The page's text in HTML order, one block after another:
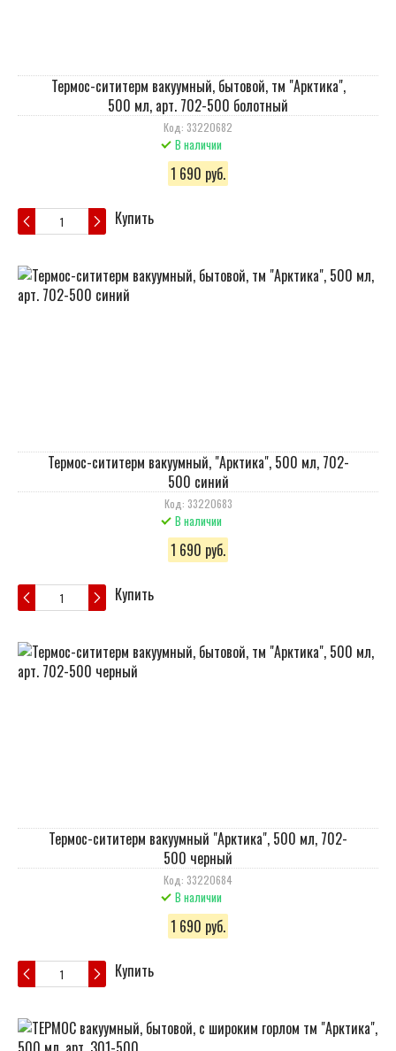
Термос-сититерм вакуумный, бытовой, тм "Арктика",
500 мл, арт. 702-500 болотный
Код: 33220682
В наличии
1 690 руб.
Купить
Термос-сититерм вакуумный, "Арктика", 500 мл, 702-
500 синий
Код: 33220683
В наличии
1 690 руб.
Купить
Термос-сититерм вакуумный "Арктика", 500 мл, 702-
500 черный
Код: 33220684
В наличии
1 690 руб.
Купить